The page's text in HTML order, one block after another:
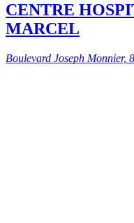
CENTRE
MARCEL
Boulevard Joseph Monnier,